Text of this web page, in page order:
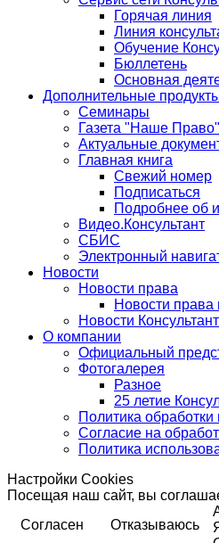
Горячая линия
Линия
Обучение
Бюллетень
Основная
Дополнительные
Семинары
Газета "Наше Право"
Актуальные
Главная книга
Свежий номер
Подписаться
Подробнее об
Видео.Консультант
СБИС
Электронный
Новости
Новости права
Новости права
Новости
О компании
Официальный
Фотогалерея
Разное
25 летие
Политика
Согласие на
Политика
Настройки Cookies
Посещая наш сайт, вы
Согласен
Отказываюсь